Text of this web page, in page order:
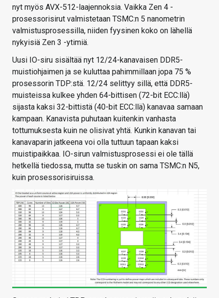
nyt myös AVX-512-laajennoksia. Vaikka Zen 4 -
prosessorisirut valmistetaan TSMC:n 5 nanometrin
valmistusprosessilla, niiden fyysinen koko on lähellä
nykyisiä Zen 3 -ytimiä.
Uusi IO-siru sisältää nyt 12/24-kanavaisen DDR5-
muistiohjaimen ja se kuluttaa pahimmillaan jopa 75 %
prosessorin TDP:stä. 12/24 selittyy sillä, että DDR5-
muisteissa kulkee yhden 64-bittisen (72-bit ECC:llä)
sijasta kaksi 32-bittistä (40-bit ECC:llä) kanavaa samaan
kampaan. Kanavista puhutaan kuitenkin vanhasta
tottumuksesta kuin ne olisivat yhtä. Kunkin kanavan tai
kanavaparin jatkeena voi olla tuttuun tapaan kaksi
muistipaikkaa. IO-sirun valmistusprosessi ei ole tällä
hetkellä tiedossa, mutta se tuskin on sama TSMC:n N5,
kuin prosessorisiruissa.